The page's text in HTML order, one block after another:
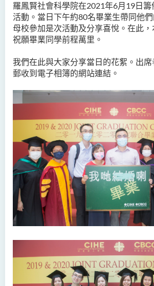
羅鳳賢社會科學院在2021年6月 19 日
活動。當日下午約80名畢業生帶同他
母校參加是次活動及分享喜悅。在此
祝願畢業同學前程萬里。
我們在此與大家分享當日的花絮。出
郵收到電子相簿的網站連結。